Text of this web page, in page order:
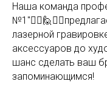
Наша команда
лазерной
аксессуаров до
шанс сделать ваш
запоминающимся!